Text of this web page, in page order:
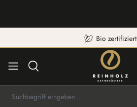
Bio zertifiziert